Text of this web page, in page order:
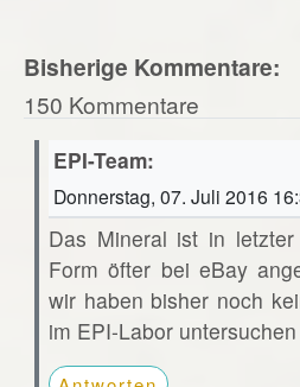
Bisherige Kommentare:
150 Kommentare
EPI-Team:
Donnerstag, 07. Juli 2016
Das Mineral ist in
Form öfter bei eBay
wir haben bisher noch
im EPI-Labor